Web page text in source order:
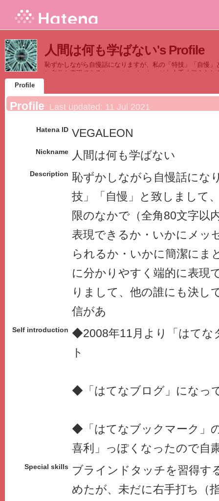
人間は何も学ばない's Profile
恥ずかしながら自慢話になりますが、私の「特技」「自慢
に自分を表現できるか・いかにメッセージを上手く伝えら
Profile
Profile Last updated: 11 Jul 2021
Hatena ID VEGALEON
Nickname 人間は何も学ばない
Description 恥ずかしながら自慢話にな
技」「自慢」と致しまして
限のなかで（全角80文字以
表現できるか・いかにメッ
られるか・いかに簡潔にま
に分かりやすく端的に表現
りまして、他の誰にも決し
信があ
Self introduction ◆2008年11月より「はてな
ト
◆「はてなブログ」になっ
◆「はてなブックマーク」
喜利」っぽくなったので自
Special skills
ブラインドタッチを習得す
めたが、未だに右手打ち（